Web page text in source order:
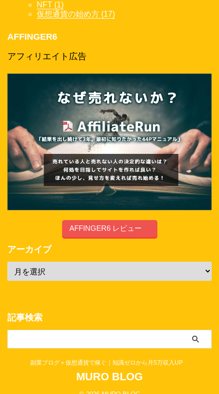
NFT (1)
仮想通貨の始め方 (17)
AFFINGER6
アフィリエイト広告
AFFINGER6 レビュー
アーカイブ
記事検索
副業ブログ＋仮想通貨で稼ぐ｜知識ゼロから月5万収入UP
MURO BLOG